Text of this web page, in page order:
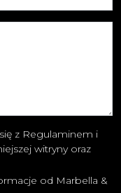
z Regulaminem i
witryny oraz
od Marbella &